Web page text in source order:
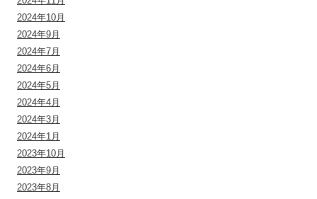
2024年10月
2024年9月
2024年7月
2024年6月
2024年5月
2024年4月
2024年3月
2024年1月
2023年10月
2023年9月
2023年8月